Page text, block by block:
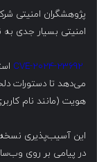
امنیتی بسیار جدی به
CVE-2024-23692
می‌دهد تا دستورات
هویت (مانند نام